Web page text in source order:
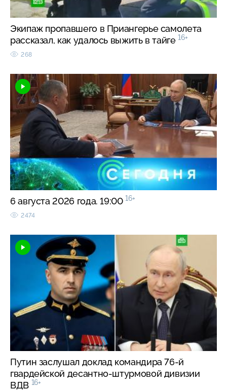
Экипаж пропавшего в Приангерье самолета
рассказал, как удалось выжить в тайге 16+
268
6 августа 2026 года. 19:00 16+
2474
Путин заслушал доклад командира 76-й
гвардейской десантно-штурмовой дивизии
ВДВ 16+